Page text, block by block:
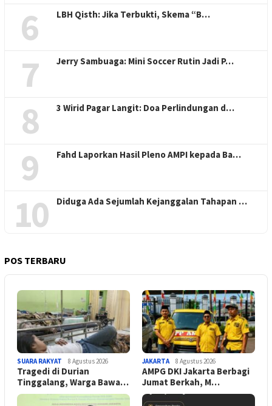
6 LBH Qisth: Jika Terbukti, Skema “B…
7 Jerry Sambuaga: Mini Soccer Rutin Jadi P…
8 3 Wirid Pagar Langit: Doa Perlindungan d…
9 Fahd Laporkan Hasil Pleno AMPI kepada Ba…
10 Diduga Ada Sejumlah Kejanggalan Tahapan …
POS TERBARU
SUARA RAKYAT 8 Agustus 2026
Tragedi di Durian
Tinggalang, Warga Bawa…
JAKARTA 8 Agustus 2026
AMPG DKI Jakarta Berbagi
Jumat Berkah, M…